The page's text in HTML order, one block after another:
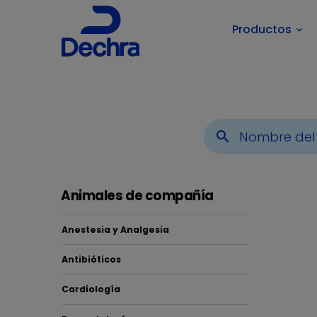
Productos keyboard_arrow_down
search
Áreas Terapéuticas
Animales de compañía
Anestesia y Analgesia
Antibióticos
Cardiología